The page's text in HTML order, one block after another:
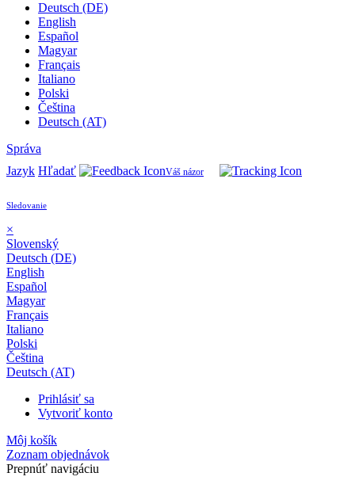
Deutsch (DE)
English
Español
Magyar
Français
Italiano
Polski
Čeština
Deutsch (AT)
Správa
Jazyk Hľadať Váš názor
Sledovanie
×
Slovenský
Deutsch (DE)
English
Español
Magyar
Français
Italiano
Polski
Čeština
Deutsch (AT)
Prihlásiť sa
Vytvoriť konto
Môj košík
Zoznam objednávok
Prepnúť navigáciu